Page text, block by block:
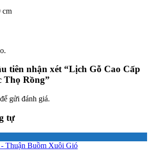
cm
tiên nhận xét “Lịch Gỗ Cao Cấp
Thọ Rồng”
để gửi đánh giá.
tự